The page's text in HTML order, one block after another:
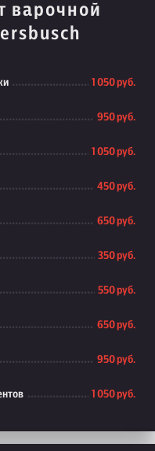
варочной
1 050 руб.
950 руб.
1 050 руб.
450 руб.
650 руб.
350 руб.
550 руб.
650 руб.
950 руб.
1 050 руб.